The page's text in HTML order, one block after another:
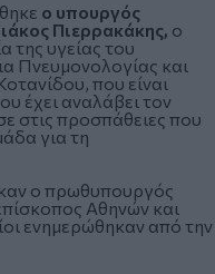
ο υπουργός
Πιερρακάκης, ο
της υγείας του
Πνευμονολογίας και
που είναι
έχει αναλάβει τον
στις προσπάθειες που
για τη
ο πρωθυπουργός
Αθηνών και
ενημερώθηκαν από την